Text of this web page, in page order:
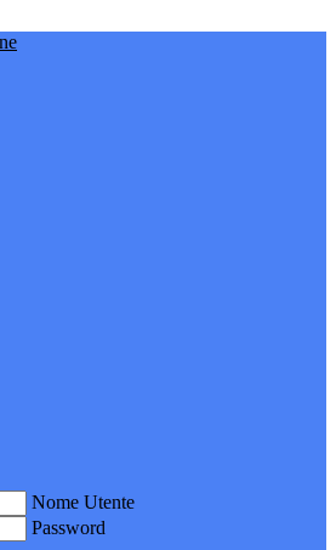
Nome Utente
Password